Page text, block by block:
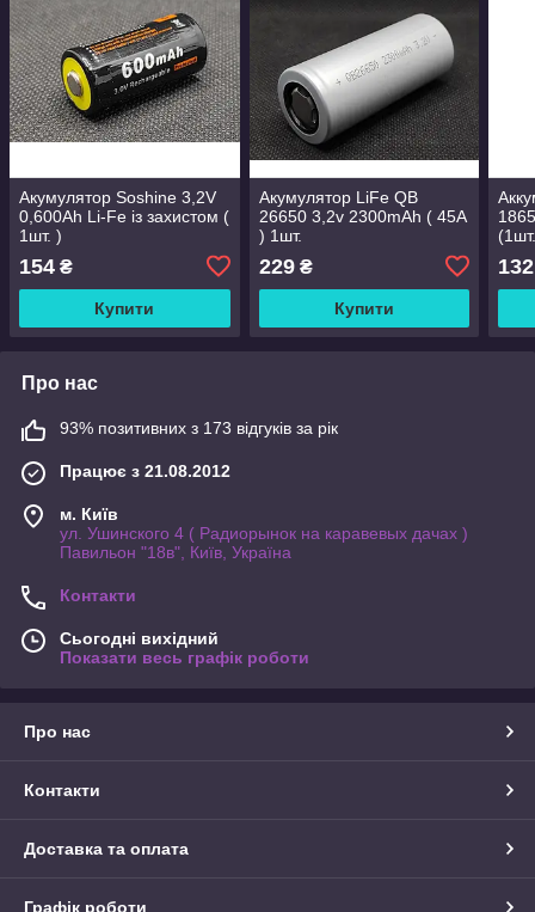
Акумулятор Soshine 3,2V
0,600Ah Li-Fe із захистом (
1шт. )
154 ₴
Купити
Акумулятор LiFe QB
26650 3,2v 2300mAh ( 45A
) 1шт.
229₴
Купити
132
Про нас
93% позитивних з 173 відгуків за рік
Працює з 21.08.2012
м. Київ
ул. Ушинского 4 ( Радиорынок на каравевых дачах )
Павильон "18в", Київ, Україна
Контакти
Сьогодні вихідний
Показати весь графік роботи
Про нас
Контакти
Доставка та оплата
Графік роботи